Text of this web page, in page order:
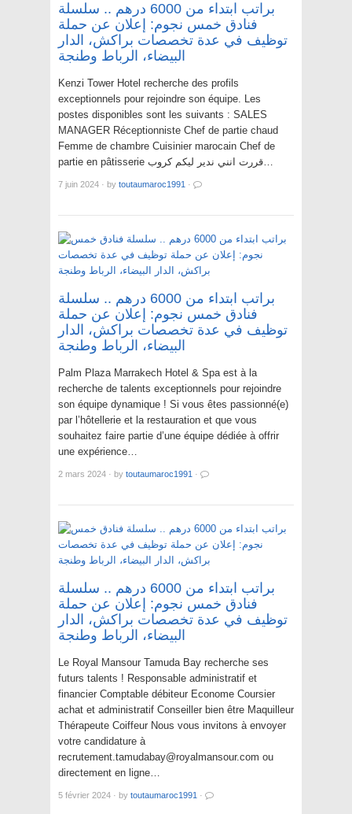
براتب ابتداء من 6000 درهم .. سلسلة
فنادق خمس نجوم: إعلان عن حملة
توظيف في عدة تخصصات براكش، الدار
البيضاء، الرباط وطنجة
Kenzi Tower Hotel recherche des profils
exceptionnels pour rejoindre son équipe. Les
postes disponibles sont les suivants : SALES
MANAGER Réceptionniste Chef de partie chaud
Femme de chambre Cuisinier marocain Chef de
partie en pâtisserie قررت انني ندير ليكم كروب…
7 juin 2024 · by toutaumaroc1991 ·
براتب ابتداء من 6000 درهم .. سلسلة
فنادق خمس نجوم: إعلان عن حملة
توظيف في عدة تخصصات براكش، الدار
البيضاء، الرباط وطنجة
Palm Plaza Marrakech Hotel & Spa est à la
recherche de talents exceptionnels pour rejoindre
son équipe dynamique ! Si vous êtes passionné(e)
par l’hôtellerie et la restauration et que vous
souhaitez faire partie d’une équipe dédiée à offrir
une expérience…
2 mars 2024 · by toutaumaroc1991 ·
براتب ابتداء من 6000 درهم .. سلسلة
فنادق خمس نجوم: إعلان عن حملة
توظيف في عدة تخصصات براكش، الدار
البيضاء، الرباط وطنجة
Le Royal Mansour Tamuda Bay recherche ses
futurs talents ! Responsable administratif et
financier Comptable débiteur Econome Coursier
achat et administratif Conseiller bien être Maquilleur
Thérapeute Coiffeur Nous vous invitons à envoyer
votre candidature à
recrutement.tamudabay@royalmansour.com ou
directement en ligne…
5 février 2024 · by toutaumaroc1991 ·